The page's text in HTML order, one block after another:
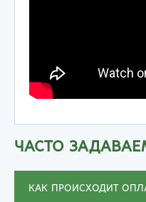
ЧАСТО
КАК ПРОИСХОДИТ